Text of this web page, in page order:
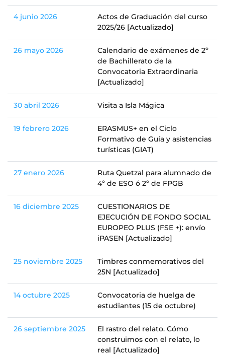
4 junio 2026
Actos de Graduación del curso
2025/26 [Actualizado]
26 mayo 2026
Calendario de exámenes de 2º
de Bachillerato de la
Convocatoria Extraordinaria
[Actualizado]
30 abril 2026 Visita a Isla Mágica
19 febrero 2026
ERASMUS+ en el Ciclo
Formativo de Guía y asistencias
turísticas (GIAT)
27 enero 2026
Ruta Quetzal para alumnado de
4º de ESO ó 2º de FPGB
16 diciembre 2025
CUESTIONARIOS DE
EJECUCIÓN DE FONDO SOCIAL
EUROPEO PLUS (FSE +): envío
iPASEN [Actualizado]
25 noviembre 2025
Timbres conmemorativos del
25N [Actualizado]
14 octubre 2025
Convocatoria de huelga de
estudiantes (15 de octubre)
26 septiembre 2025
El rastro del relato. Cómo
construimos con el relato, lo
real [Actualizado]